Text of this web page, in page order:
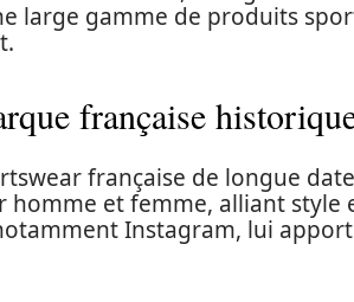
large gamme de produits
française
française de longue
et femme, alliant style
Instagram, lui